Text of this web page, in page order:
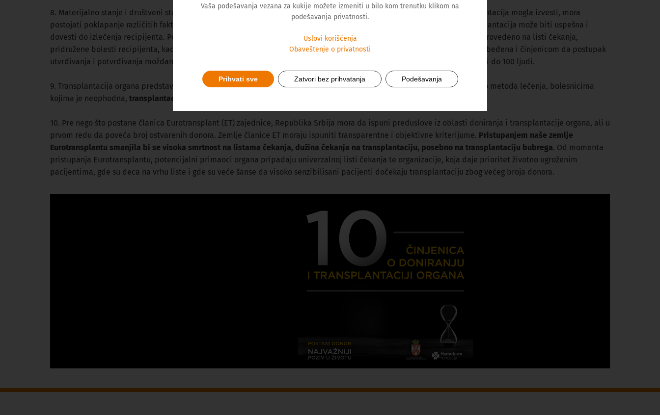
8. Materijalno stanje i društveni status nisu kriterijumi po kojima se određuju prioriteti za transplataciju. Da pi se transplantacija mogla izvesti, mora
postojati poklapanje različitih faktora imunološkog sistema donora i recipijenta organa, jer samo u tim slučajevima transplantacija može biti uspešna i
dovesti do izlečenja recipijenta. Pored ovog imunološkog poklapanja u obzir se uzima i težina bolesti recipijenta, vreme provedeno na listi čekanja,
pridružene bolesti recipijenta, kao i stepen ugroženosti i hitnosti samog recipijenta Objektivnost procesa dodatno je obezbeđena i činjenicom da postupak
utvrđivanja i potvrđivanja moždane smrti,
koji nekad broje i do 100 ljudi.
9. Transplantacija organa predstavlja jedinu terapijsku opciju kada dođe do trajnog gubitka funkcije određenih organa. Kao metoda lečenja, bolesnicima
kojima je neophodna, transplantacija predstavlja jedinu mogućnost za izlečenje
10. Pre nego što postane članica Eurotransplant (ET) zajednice, Republika Srbija mora da ispuni preduslove iz oblasti doniranja i transplantacije organa, ali u
prvom redu da poveća broj ostvarenih donora. Zemlje članice ET moraju ispuniti transparentne i objektivne kriterijume. Pristupanjem naše zemlje
Eurotransplantu smanjila bi se visoka smrtnost na listama čekanja, dužina čekanja na transplantaciju, posebno na transplantaciju bubrega. Od momenta
pristupanja Eurotransplantu, potencijalni primaoci organa pripadaju univerzalnoj listi čekanja te organizacije, koja daje prioritet životno ugroženim
pacijentima, gde su deca na vrhu liste i gde su veće šanse da visoko senzibilisani pacijenti dočekaju transplantaciju zbog većeg broja donora.
Vaša podešavanja vezana za kukije možete izmeniti u bilo kom trenutku klikom na
podešavanja privatnosti.
Uslovi korišćenja
Obaveštenje o privatnosti
Prihvati sve Zatvori bez prihvatanja Podešavanja